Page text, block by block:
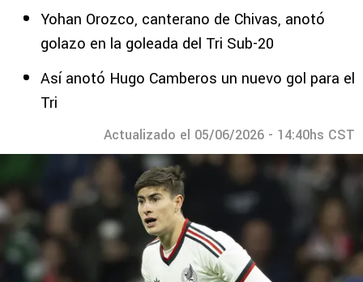
Yohan Orozco, canterano de Chivas, anotó
golazo en la goleada del Tri Sub-20
Así anotó Hugo Camberos un nuevo gol para el
Tri
Actualizado el 05/06/2026 - 14:40hs CST